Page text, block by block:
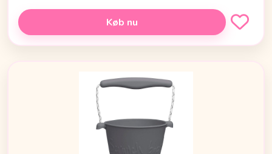
Køb nu